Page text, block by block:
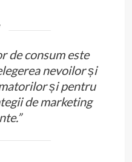
de consum este
nevoilor și
și pentru
de marketing